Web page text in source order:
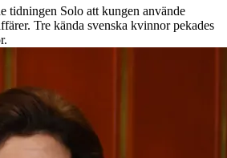
tidningen Solo att kungen använde
Tre kända svenska kvinnor pekades